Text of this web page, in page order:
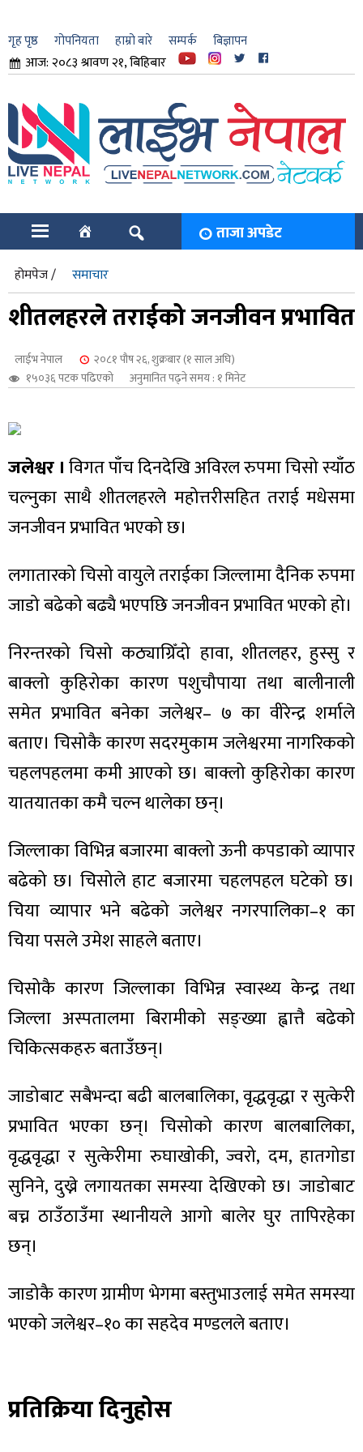
गृह पृष्ठ गोपनियता हाम्रो बारे सम्पर्क बिज्ञापन
आज: २०८३ श्रावण २१, बिहिबार
ताजा अपडेट
होमपेज / समाचार
शीतलहरले तराईको जनजीवन प्रभावित
लाईभ नेपाल
२०८१ पौष २६, शुक्रबार (१ साल अघि)
१५०३६ पटक पढिएको
अनुमानित पढ्ने समय : १ मिनेट
जलेश्वर ।विगत पाँच दिनदेखि अविरल रुपमा चिसो स्याँठ
चल्नुका साथै शीतलहरले महोत्तरीसहित तराई मधेसमा
जनजीवन प्रभावित भएको छ।
लगातारको चिसो वायुले तराईका जिल्लामा दैनिक रुपमा
जाडो बढेको बढ्यै भएपछि जनजीवन प्रभावित भएको हो।
निरन्तरको चिसो कठ्याग्रिँदो हावा, शीतलहर, हुस्सु र
बाक्लो कुहिरोका कारण पशुचौपाया तथा बालीनाली
समेत प्रभावित बनेका जलेश्वर– ७ का वीरेन्द्र शर्माले
बताए। चिसोकै कारण सदरमुकाम जलेश्वरमा नागरिकको
चहलपहलमा कमी आएको छ। बाक्लो कुहिरोका कारण
यातयातका कमै चल्न थालेका छन्।
जिल्लाका विभिन्न बजारमा बाक्लो ऊनी कपडाको व्यापार
बढेको छ। चिसोले हाट बजारमा चहलपहल घटेको छ।
चिया व्यापार भने बढेको जलेश्वर नगरपालिका–१ का
चिया पसले उमेश साहले बताए।
चिसोकै कारण जिल्लाका विभिन्न स्वास्थ्य केन्द्र तथा
जिल्ला अस्पतालमा बिरामीको सङ्ख्या ह्वात्तै बढेको
चिकित्सकहरु बताउँछन्।
जाडोबाट सबैभन्दा बढी बालबालिका, वृद्धवृद्धा र सुत्केरी
प्रभावित भएका छन्। चिसोको कारण बालबालिका,
वृद्धवृद्धा र सुत्केरीमा रुघाखोकी, ज्वरो, दम, हातगोडा
सुनिने, दुख्ने लगायतका समस्या देखिएको छ। जाडोबाट
बच्न ठाउँठाउँमा स्थानीयले आगो बालेर घुर तापिरहेका
छन्।
जाडोकै कारण ग्रामीण भेगमा बस्तुभाउलाई समेत समस्या
भएको जलेश्वर–१० का सहदेव मण्डलले बताए।
प्रतिक्रिया दिनुहोस